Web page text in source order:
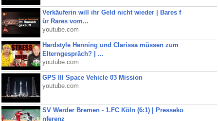
Verkäuferin will ihr Geld nicht wieder | Bares f
ür Rares vom...
youtube.com
Hardstyle Henning und Clarissa müssen zum
Elterngespräch? | ...
youtube.com
GPS III Space Vehicle 03 Mission
youtube.com
SV Werder Bremen - 1.FC Köln (6:1) | Presseko
nferenz